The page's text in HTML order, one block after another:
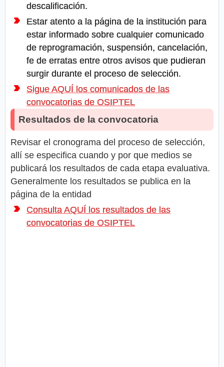
descalificación.
Estar atento a la página de la institución para
estar informado sobre cualquier comunicado
de reprogramación, suspensión, cancelación,
fe de erratas entre otros avisos que pudieran
surgir durante el proceso de selección.
Sigue AQUÍ los comunicados de las
convocatorias de OSIPTEL
Resultados de la convocatoria
Revisar el cronograma del proceso de selección,
allí se especifica cuando y por que medios se
publicará los resultados de cada etapa evaluativa.
Generalmente los resultados se publica en la
página de la entidad
Consulta AQUÍ los resultados de las
convocatorias de OSIPTEL